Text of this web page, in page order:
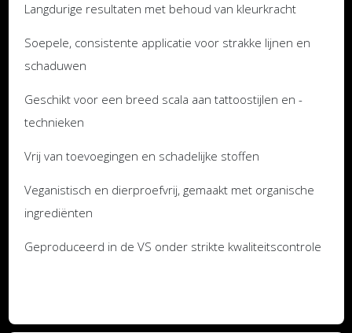
Langdurige resultaten met behoud van kleurkracht
Soepele, consistente applicatie voor strakke lijnen en
schaduwen
Geschikt voor een breed scala aan tattoostijlen en -
technieken
Vrij van toevoegingen en schadelijke stoffen
Veganistisch en dierproefvrij, gemaakt met organische
ingrediënten
Geproduceerd in de VS onder strikte kwaliteitscontrole